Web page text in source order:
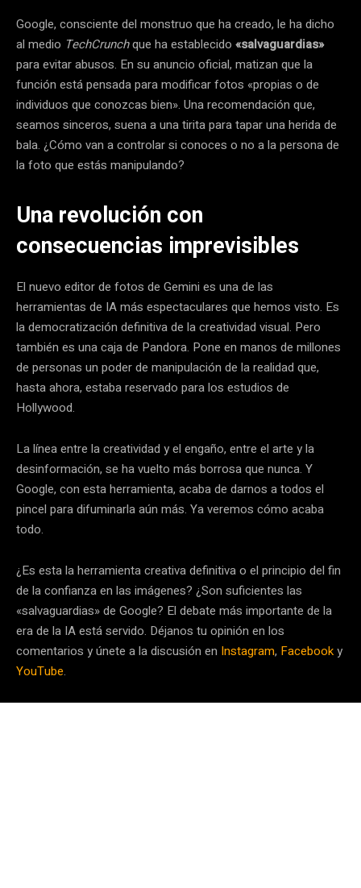
Google, consciente del monstruo que ha creado, le ha dicho
al medio TechCrunchque ha establecido «salvaguardias»
para evitar abusos. En su anuncio oficial, matizan que la
función está pensada para modificar fotos «propias o de
individuos que conozcas bien». Una recomendación que,
seamos sinceros, suena a una tirita para tapar una herida de
bala. ¿Cómo van a controlar si conoces o no a la persona de
la foto que estás manipulando?
Una revolución con
consecuencias imprevisibles
El nuevo editor de fotos de Gemini es una de las
herramientas de IA más espectaculares que hemos visto. Es
la democratización definitiva de la creatividad visual. Pero
también es una caja de Pandora. Pone en manos de millones
de personas un poder de manipulación de la realidad que,
hasta ahora, estaba reservado para los estudios de
Hollywood.
La línea entre la creatividad y el engaño, entre el arte y la
desinformación, se ha vuelto más borrosa que nunca. Y
Google, con esta herramienta, acaba de darnos a todos el
pincel para difuminarla aún más. Ya veremos cómo acaba
todo.
¿Es esta la herramienta creativa definitiva o el principio del fin
de la confianza en las imágenes? ¿Son suficientes las
«salvaguardias» de Google? El debate más importante de la
era de la IA está servido. Déjanos tu opinión en los
comentarios y únete a la discusión en Instagram, Facebooky
YouTube.